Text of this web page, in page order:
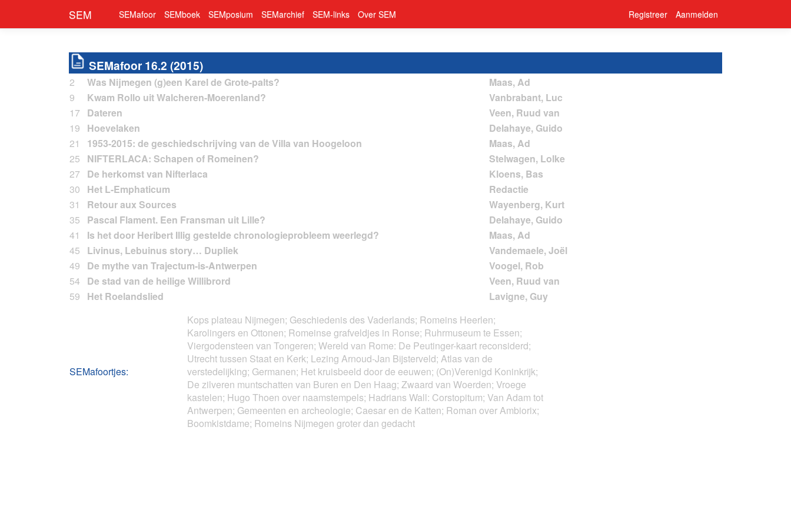
SEM SEMafoor SEMboek SEMposium SEMarchief SEM-links Over SEM Registreer Aanmelden
SEMafoor 16.2 (2015)
2
Was Nijmegen (g)een Karel de Grote-palts?
9
Kwam Rollo uit Walcheren-Moerenland?
17
Dateren
19
Hoevelaken
21
1953-2015: de geschiedschrijving van de Villa van Hoogeloon
25
NIFTERLACA: Schapen of Romeinen?
27
De herkomst van Nifterlaca
30
Het L-Emphaticum
31
Retour aux Sources
35
Pascal Flament. Een Fransman uit Lille?
41
Is het door Heribert Illig gestelde chronologieprobleem weerlegd?
45
Livinus, Lebuinus story… Dupliek
49
De mythe van Trajectum-is-Antwerpen
54
De stad van de heilige Willibrord
59
Het Roelandslied
SEMafoortjes:
Kops plateau Nijmegen; Geschiedenis des Vaderlands; Romeins Heerlen;
Karolingers en Ottonen; Romeinse grafveldjes in Ronse; Ruhrmuseum te Essen;
Viergodensteen van Tongeren; Wereld van Rome: De Peutinger-kaart reconsiderd;
Utrecht tussen Staat en Kerk; Lezing Arnoud-Jan Bijsterveld; Atlas van de
verstedelijking; Germanen; Het kruisbeeld door de eeuwen; (On)Verenigd Koninkrijk;
De zilveren muntschatten van Buren en Den Haag; Zwaard van Woerden; Vroege
kastelen; Hugo Thoen over naamstempels; Hadrians Wall: Corstopitum; Van Adam tot
Antwerpen; Gemeenten en archeologie; Caesar en de Katten; Roman over Ambiorix;
Boomkistdame; Romeins Nijmegen groter dan gedacht